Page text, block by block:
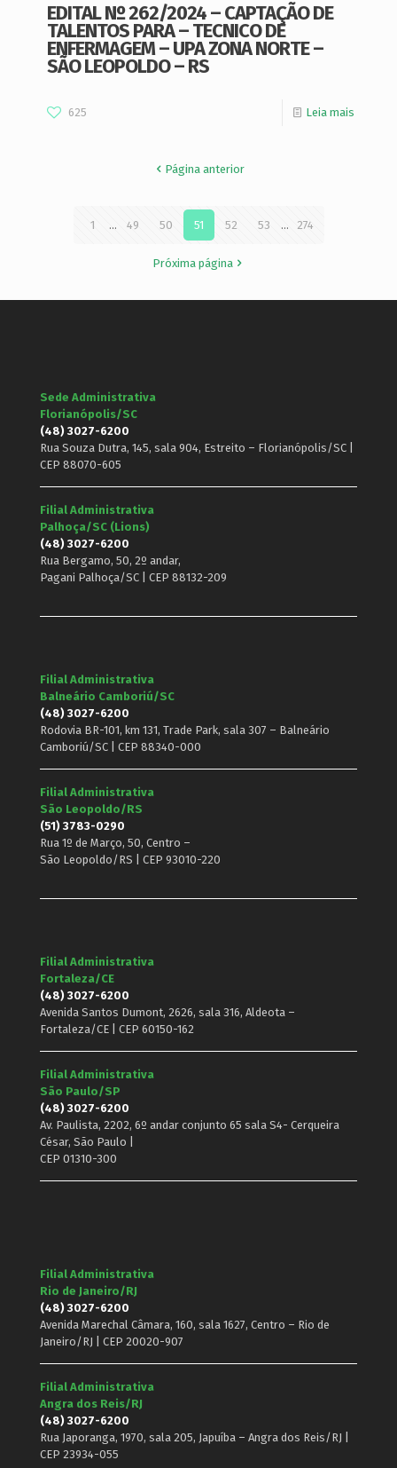
EDITAL Nº 262/2024 – CAPTAÇÃO DE
TALENTOS PARA – TECNICO DE
ENFERMAGEM – UPA ZONA NORTE –
SÃO LEOPOLDO – RS
625 Leia mais
Página anterior
1 ... 49 50 51 52 53 ... 274
Próxima página
Sede Administrativa
Florianópolis/SC
(48) 3027-6200
Rua Souza Dutra, 145, sala 904, Estreito – Florianópolis/SC |
CEP 88070-605
Filial Administrativa
Palhoça/SC (Lions)
(48) 3027-6200
Rua Bergamo, 50, 2º andar,
Pagani Palhoça/SC | CEP 88132-209
Filial Administrativa
Balneário Camboriú/SC
(48) 3027-6200
Rodovia BR-101, km 131, Trade Park, sala 307 – Balneário
Camboriú/SC | CEP 88340-000
Filial Administrativa
São Leopoldo/RS
(51) 3783-0290
Rua 1º de Março, 50, Centro –
São Leopoldo/RS | CEP 93010-220
Filial Administrativa
Fortaleza/CE
(48) 3027-6200
Avenida Santos Dumont, 2626, sala 316, Aldeota –
Fortaleza/CE | CEP 60150-162
Filial Administrativa
São Paulo/SP
(48) 3027-6200
Av. Paulista, 2202, 6º andar conjunto 65 sala S4- Cerqueira
César, São Paulo |
CEP 01310-300
Filial Administrativa
Rio de Janeiro/RJ
(48) 3027-6200
Avenida Marechal Câmara, 160, sala 1627, Centro – Rio de
Janeiro/RJ | CEP 20020-907
Filial Administrativa
Angra dos Reis/RJ
(48) 3027-6200
Rua Japoranga, 1970, sala 205, Japuíba – Angra dos Reis/RJ |
CEP 23934-055